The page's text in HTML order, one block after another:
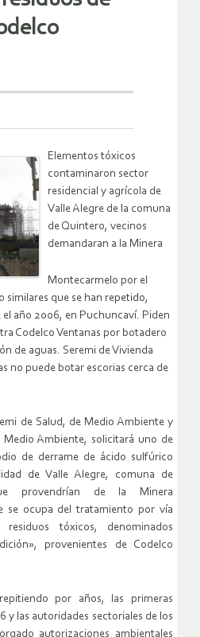
Elementos tóxicos
contaminaron sector
residencial y agrícola de
Valle Alegre de la comuna
de Quintero, vecinos
demandaran a la Minera
Montecarmelo por el
similares que se han repetido,
año 2006, en Puchuncaví. Piden
Codelco Ventanas por botadero
de aguas. Seremi de Vivienda
no puede botar escorias cerca de
de Salud, de Medio Ambiente y
Medio Ambiente, solicitará uno de
de derrame de ácido sulfúrico
de Valle Alegre, comuna de
provendrían de la Minera
se ocupa del tratamiento por vía
tóxicos, denominados
provenientes de Codelco
por años, las primeras
y las autoridades sectoriales de los
autorizaciones ambientales